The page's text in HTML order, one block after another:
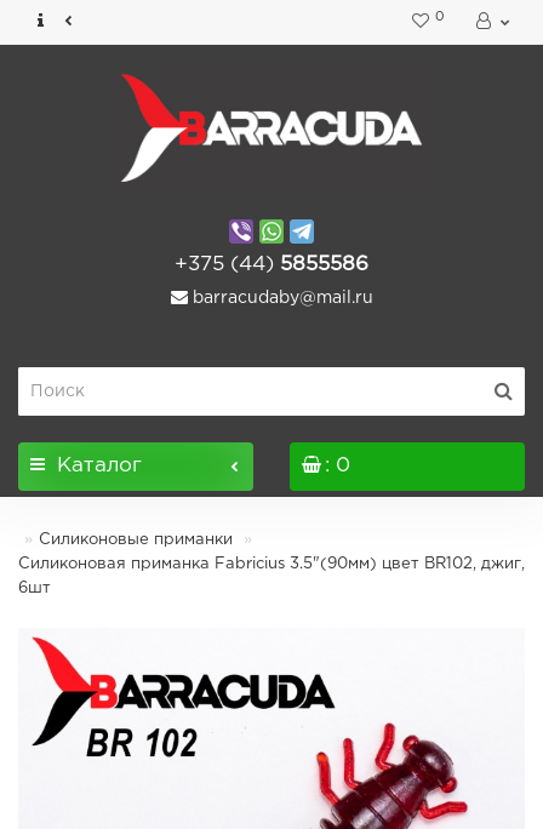
0
+375 (44) 5855586
barracudaby@mail.ru
Каталог : 0
Силиконовые приманки
Силиконовая приманка Fabricius 3.5"(90мм) цвет BR102, джиг,
6шт